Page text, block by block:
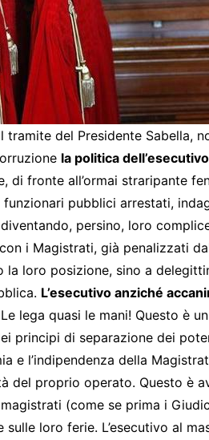
Cultura ed Istruzione
Difesa
Eventi
Finanze e tesoro
Giustizia
Lavori pubblici e Trasporti
Lavoro
Politiche europee
tramite del Presidente Sabella,
la politica
di fronte all’ormai straripante
pubblici arrestati,
persino, loro
i Magistrati, già penalizzati
la loro posizione, sino a
L’esecutivo anziché
lega quasi le mani! Questo è
principi di separazione dei
e l’indipendenza della
del proprio operato. Questo è
(come se prima i
loro ferie. L’esecutivo al